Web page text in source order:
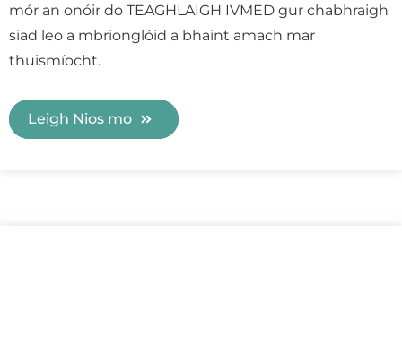
mór an onóir do TEAGHLAIGH IVMED gur chabhraigh
siad leo a mbrionglóid a bhaint amach mar
thuismíocht.
Leigh Nios mo